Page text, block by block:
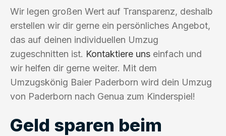
Wir legen großen Wert auf Transparenz, deshalb
erstellen wir dir gerne ein persönliches Angebot,
das auf deinen individuellen Umzug
zugeschnitten ist. Kontaktiere uns einfach und
wir helfen dir gerne weiter. Mit dem
Umzugskönig Baier Paderborn wird dein Umzug
von Paderborn nach Genua zum Kinderspiel!
Geld sparen beim